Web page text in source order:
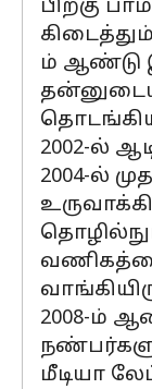
பிறகு
ம் ஆண்டு
2002-ல்
2004-ல்
2008-ம்
மீடியா